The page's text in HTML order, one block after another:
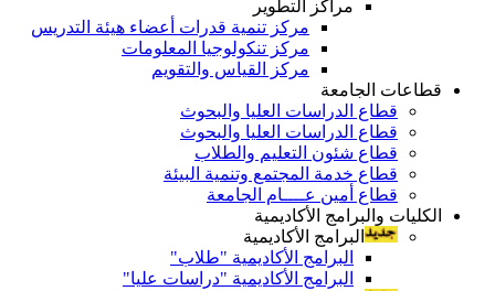
مراكز التطوير
مركز تنمية قدرات أعضاء هيئة التدريس
مركز تنكولوجيا المعلومات
مركز القياس والتقويم
قطاعات الجامعة
قطاع الدراسات العليا والبحوث
قطاع الدراسات العليا والبحوث
قطاع شئون التعليم والطلاب
قطاع خدمة المجتمع وتنمية البيئة
قطاع أمين عــــام الجامعة
الكليات والبرامج الأكاديمية
البرامج الأكاديمية
البرامج الأكاديمية "طلاب"
البرامج الأكاديمية "دراسات عليا"